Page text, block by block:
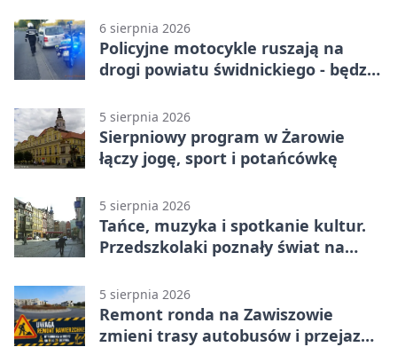
6 sierpnia 2026
Policyjne motocykle ruszają na
drogi powiatu świdnickiego - będzie
5 sierpnia 2026
Sierpniowy program w Żarowie
łączy jogę, sport i potańcówkę
5 sierpnia 2026
Tańce, muzyka i spotkanie kultur.
Przedszkolaki poznały świat na
5 sierpnia 2026
Remont ronda na Zawiszowie
zmieni trasy autobusów i przejazd